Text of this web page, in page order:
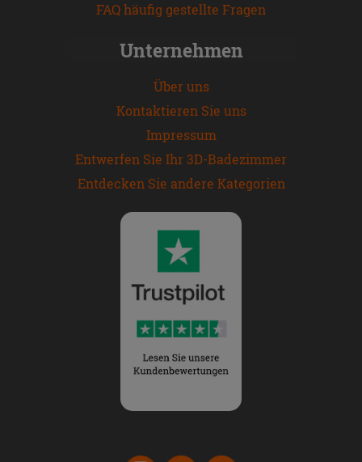
FAQ häufig gestellte Fragen
Unternehmen
Über uns
Kontaktieren Sie uns
Impressum
Entwerfen Sie Ihr 3D-Badezimmer
Entdecken Sie andere Kategorien